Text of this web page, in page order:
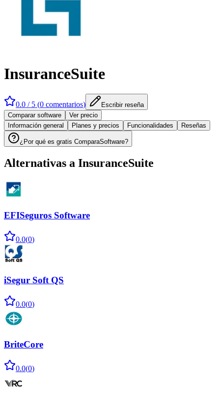
InsuranceSuite
0.0 / 5 (0 comentarios)
Escribir reseña
Comparar software
Ver precio
Información general
Planes y precios Funcionalidades Reseñas
¿Por qué es gratis ComparaSoftware?
Alternativas a InsuranceSuite
EFISeguros Software
0.0(0)
iSegur Soft QS
0.0(0)
BriteCore
0.0(0)